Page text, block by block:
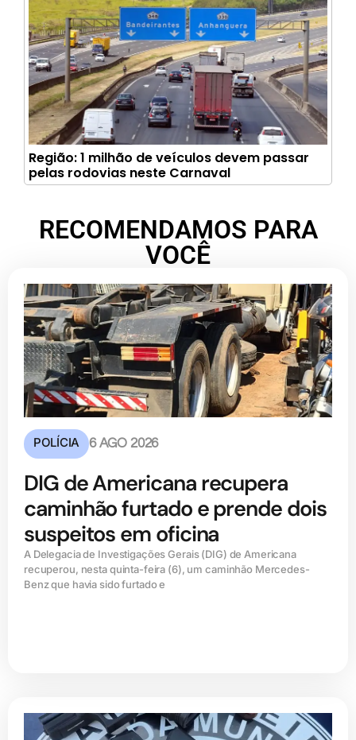
Região: 1 milhão de veículos devem passar
pelas rodovias neste Carnaval
RECOMENDAMOS PARA
VOCÊ
POLÍCIA 6 AGO 2026
DIG de Americana recupera
caminhão furtado e prende dois
suspeitos em oficina
A Delegacia de Investigações Gerais (DIG) de Americana
recuperou, nesta quinta-feira (6), um caminhão Mercedes-
Benz que havia sido furtado e